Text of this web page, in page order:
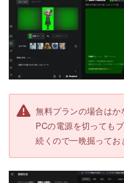
無料プランの場合はか
PCの電源を切っても
続くので一晩掘ってお